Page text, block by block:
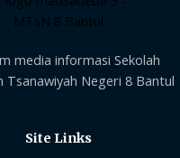
media informasi Sekolah
Tsanawiyah Negeri 8 Bantul
Site Links